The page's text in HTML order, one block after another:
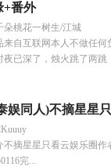
+番外
朵桃花一树生/江城
来自互联网本人不做任
夜已深了，烛火跳了两跳
娱同人)不摘星星
不摘星星只看云娱乐圈作
完...